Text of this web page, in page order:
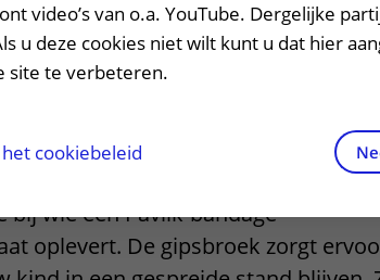
met kinderen en ouders
en rechten
en route
plattegrond
meestal voorgeschreven bij
bij wie een Pavlik-bandage
oplevert. De gipsbroek zorgt
video’s van o.a. YouTube. Dergelijke
u deze cookies niet wilt kunt u dat hier
site te verbeteren.
cookiebeleid